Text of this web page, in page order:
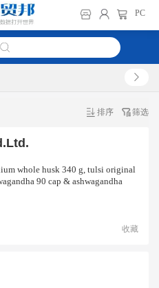
PC
排序 筛选
whole husk 340 g, tulsi original
90 cap & ashwagandha
收藏